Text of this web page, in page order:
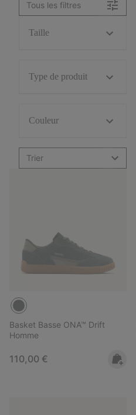
Tous les filtres
Taille
Type de produit
Couleur
Trier
Basket Basse ONA™ Drift
Homme
Regular price:
110,00 €